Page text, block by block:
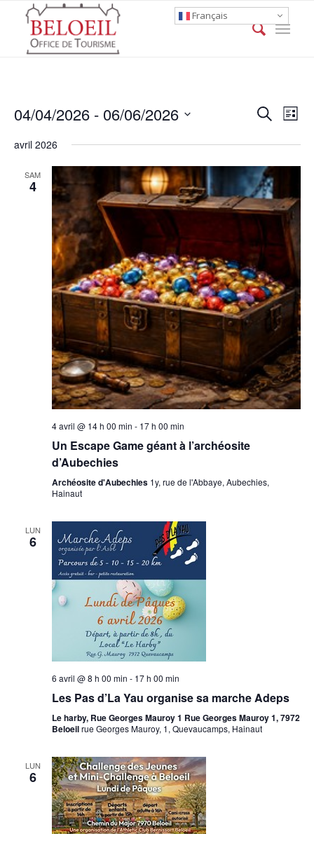
Events
Views
Search
List
04/04/2026 - 06/06/2026
date.
avril 2026
SAM
4
4 avril @ 14 h 00 min - 17 h 00 min
Un Escape Game géant à l’archéosite
d’Aubechies
Archéosite d'Aubechies 1y, rue de l'Abbaye, Aubechies,
Hainaut
LUN
6
6 avril @ 8 h 00 min - 17 h 00 min
Les Pas d’La Yau organise sa marche Adeps
Le harby, Rue Georges Mauroy 1 Rue Georges Mauroy 1, 7972
Beloeilrue Georges Mauroy, 1, Quevaucamps, Hainaut
LUN
6
Français